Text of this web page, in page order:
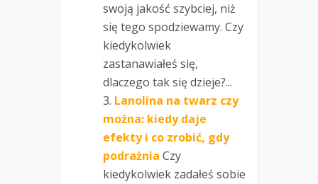
swoją jakość szybciej, niż
się tego spodziewamy. Czy
kiedykolwiek
zastanawiałeś się,
dlaczego tak się dzieje?...
Lanolina na twarz czy
można: kiedy daje
efekty i co zrobić, gdy
podrażnia Czy
kiedykolwiek zadałeś sobie